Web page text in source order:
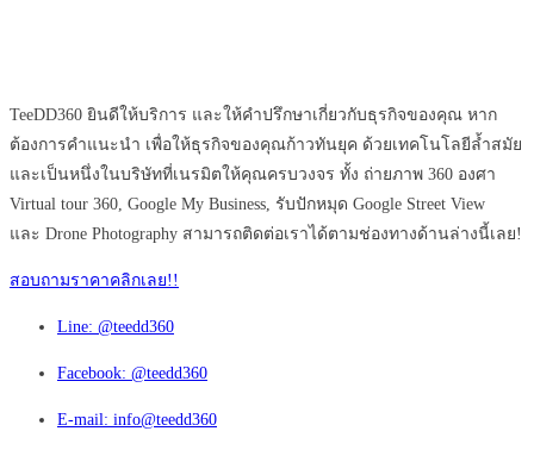
TeeDD360 ยินดีให้บริการ และให้คำปรึกษาเกี่ยวกับธุรกิจของคุณ หาก
ต้องการคำแนะนำ เพื่อให้ธุรกิจของคุณก้าวทันยุค ด้วยเทคโนโลยีล้ำสมัย
และเป็นหนึ่งในบริษัทที่เนรมิตให้คุณครบวงจร ทั้ง ถ่ายภาพ 360 องศา
Virtual tour 360, Google My Business, รับปักหมุด Google Street View
และ Drone Photography สามารถติดต่อเราได้ตามช่องทางด้านล่างนี้เลย!
สอบถามราคาคลิกเลย!!
Line: @teedd360
Facebook: @teedd360
E-mail: info@teedd360